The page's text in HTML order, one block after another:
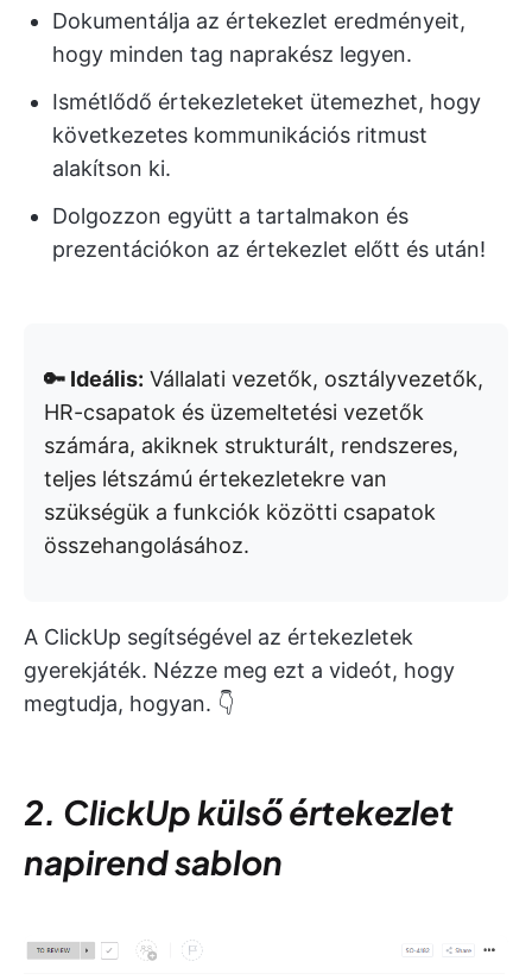
Dokumentálja az értekezlet eredményeit,
hogy minden tag naprakész legyen.
Ismétlődő értekezleteket ütemezhet, hogy
következetes kommunikációs ritmust
alakítson ki.
Dolgozzon együtt a tartalmakon és
prezentációkon az értekezlet előtt és után!
🔑 Ideális: Vállalati vezetők, osztályvezetők,
HR-csapatok és üzemeltetési vezetők
számára, akiknek strukturált, rendszeres,
teljes létszámú értekezletekre van
szükségük a funkciók közötti csapatok
összehangolásához.
A ClickUp segítségével az értekezletek
gyerekjáték. Nézze meg ezt a videót, hogy
megtudja, hogyan. 👇
2. ClickUp külső értekezlet
napirend sablon